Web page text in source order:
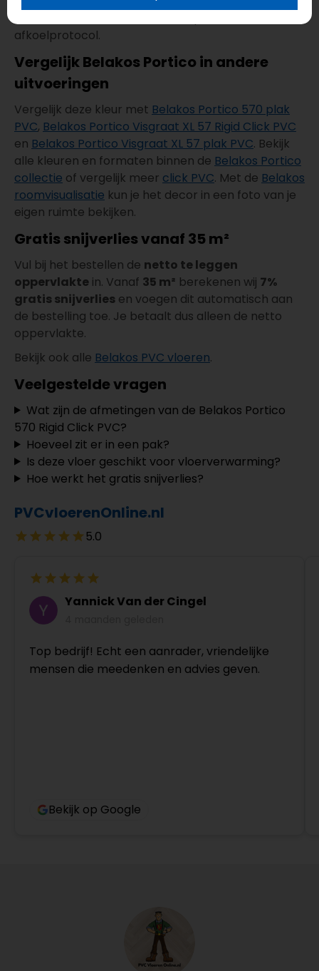
afkoelprotocol.
Vergelijk Belakos Portico in andere
uitvoeringen
Vergelijk deze kleur met Belakos Portico 570 plak
PVC, Belakos Portico Visgraat XL 57 Rigid Click PVC
en Belakos Portico Visgraat XL 57 plak PVC. Bekijk
alle kleuren en formaten binnen de Belakos Portico
collectie of vergelijk meer click PVC. Met de Belakos
roomvisualisatie kun je het decor in een foto van je
eigen ruimte bekijken.
Gratis snijverlies vanaf 35 m²
Vul bij het bestellen de netto te leggen
oppervlakte in. Vanaf 35 m² berekenen wij 7%
gratis snijverlies en voegen dit automatisch aan
de bestelling toe. Je betaalt dus alleen de netto
oppervlakte.
Bekijk ook alle Belakos PVC vloeren.
Veelgestelde vragen
Wat zijn de afmetingen van de Belakos Portico
570 Rigid Click PVC?
Hoeveel zit er in een pak?
Is deze vloer geschikt voor vloerverwarming?
Hoe werkt het gratis snijverlies?
PVCvloerenOnline.nl
5.0
Yannick Van der Cingel
Top bedrijf! Echt een aanrader, vriendelijke
mensen die meedenken en advies geven.
Bekijk op Google